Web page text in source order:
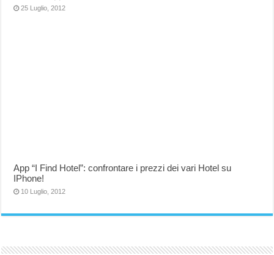
25 Luglio, 2012
App “I Find Hotel”: confrontare i prezzi dei vari Hotel su
IPhone!
10 Luglio, 2012